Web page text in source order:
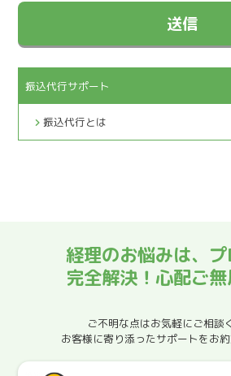
振込代行サポート
振込代行とは
経理のお悩みは、
完全解決！心配ご無
ご不明な点はお気軽にご相談
お客様に寄り添ったサポートをお約